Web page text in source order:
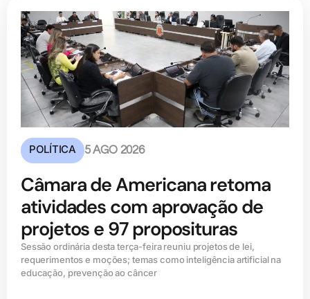
POLÍTICA 5 AGO 2026
Câmara de Americana retoma
atividades com aprovação de
projetos e 97 proposituras
Sessão ordinária desta terça-feira reuniu projetos de lei,
requerimentos e moções; temas como inteligência artificial na
educação, prevenção ao câncer